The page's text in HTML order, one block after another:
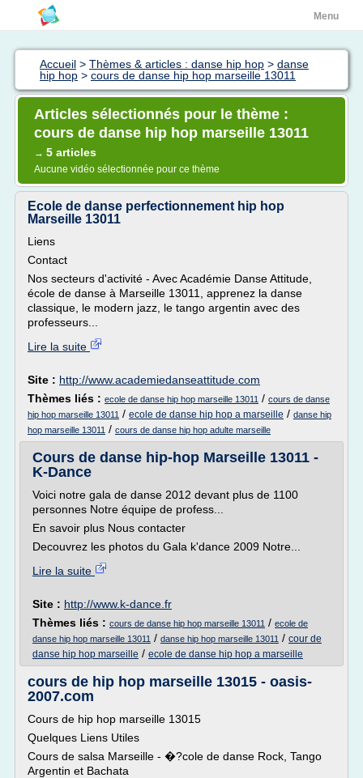
Menu
Accueil > Thèmes & articles : danse hip hop > danse
hip hop > cours de danse hip hop marseille 13011
Articles sélectionnés pour le thème :
cours de danse hip hop marseille 13011
→ 5 articles
Aucune vidéo sélectionnée pour ce thème
Ecole de danse perfectionnement hip hop
Marseille 13011
Liens
Contact
Nos secteurs d'activité - Avec Académie Danse Attitude,
école de danse à Marseille 13011, apprenez la danse
classique, le modern jazz, le tango argentin avec des
professeurs...
Lire la suite
Site : http://www.academiedanseattitude.com
Thèmes liés : ecole de danse hip hop marseille 13011 / cours de danse
hip hop marseille 13011 / ecole de danse hip hop a marseille / danse hip
hop marseille 13011 / cours de danse hip hop adulte marseille
Cours de danse hip-hop Marseille 13011 -
K-Dance
Voici notre gala de danse 2012 devant plus de 1100
personnes Notre équipe de profess...
En savoir plus Nous contacter
Decouvrez les photos du Gala k'dance 2009 Notre...
Lire la suite
Site : http://www.k-dance.fr
Thèmes liés : cours de danse hip hop marseille 13011 / ecole de
danse hip hop marseille 13011 / danse hip hop marseille 13011 / cour de
danse hip hop marseille / ecole de danse hip hop a marseille
cours de hip hop marseille 13015 - oasis-
2007.com
Cours de hip hop marseille 13015
Quelques Liens Utiles
Cours de salsa Marseille - �?cole de danse Rock, Tango
Argentin et Bachata